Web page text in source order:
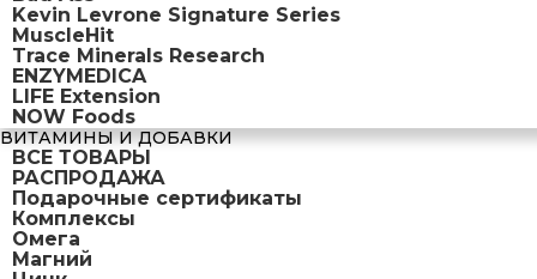
Kevin Levrone Signature Series
MuscleHit
Trace Minerals Research
ENZYMEDICA
LIFE Extension
NOW Foods
ВИТАМИНЫ И ДОБАВКИ
ВСЕ ТОВАРЫ
РАСПРОДАЖА
Подарочные сертификаты
Комплексы
Омега
Магний